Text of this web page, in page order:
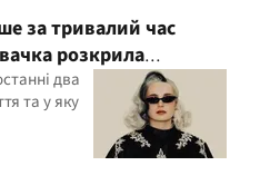
за тривалий час
розкрила
два
та у яку